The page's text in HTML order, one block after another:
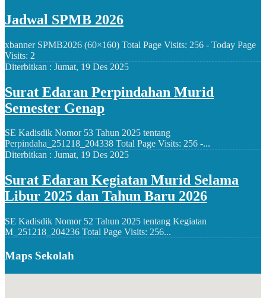
Jadwal SPMB 2026
xbanner SPMB2026 (60×160) Total Page Visits: 256 - Today Page
Visits: 2
Diterbitkan : Jumat, 19 Des 2025
Surat Edaran Perpindahan Murid
Semester Genap
SE Kadisdik Nomor 53 Tahun 2025 tentang
Perpindaha_251218_204338 Total Page Visits: 256 -...
Diterbitkan : Jumat, 19 Des 2025
Surat Edaran Kegiatan Murid Selama
Libur 2025 dan Tahun Baru 2026
SE Kadisdik Nomor 52 Tahun 2025 tentang Kegiatan
M_251218_204236 Total Page Visits: 256...
Maps Sekolah